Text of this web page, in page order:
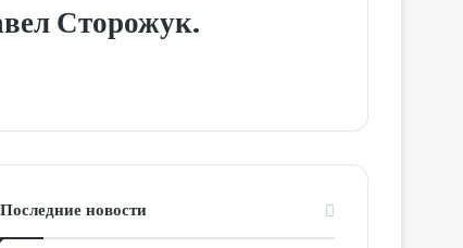
Сторожук.
Последние новости